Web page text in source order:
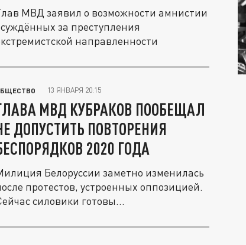
МВД заявил о возможности амнистии
за преступления
направленности
13 ЯНВАРЯ 20:15
МВД КУБРАКОВ ПООБЕЩАЛ
ДОПУСТИТЬ ПОВТОРЕНИЯ
2020 ГОДА
Белоруссии заметно изменилась
протестов, устроенных оппозицией.
силовики готовы...